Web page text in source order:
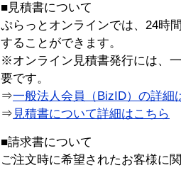
■見積書について
ぷらっとオンラインでは、24時
することができます。
※オンライン見積書発行には、
要です。
⇒一般法人会員（BizID）の詳細
⇒ 見積書について詳細はこちら
■請求書について
ご注文時に希望されたお客様に